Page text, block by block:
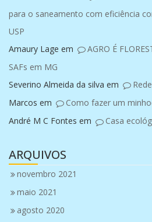
para o saneamento com eficiência
USP
Amaury Lage em
AGRO É
SAFs em MG
Severino Almeida da silva em
Marcos em
Como fazer um
André M C Fontes em Casa
ARQUIVOS
novembro 2021
maio 2021
agosto 2020